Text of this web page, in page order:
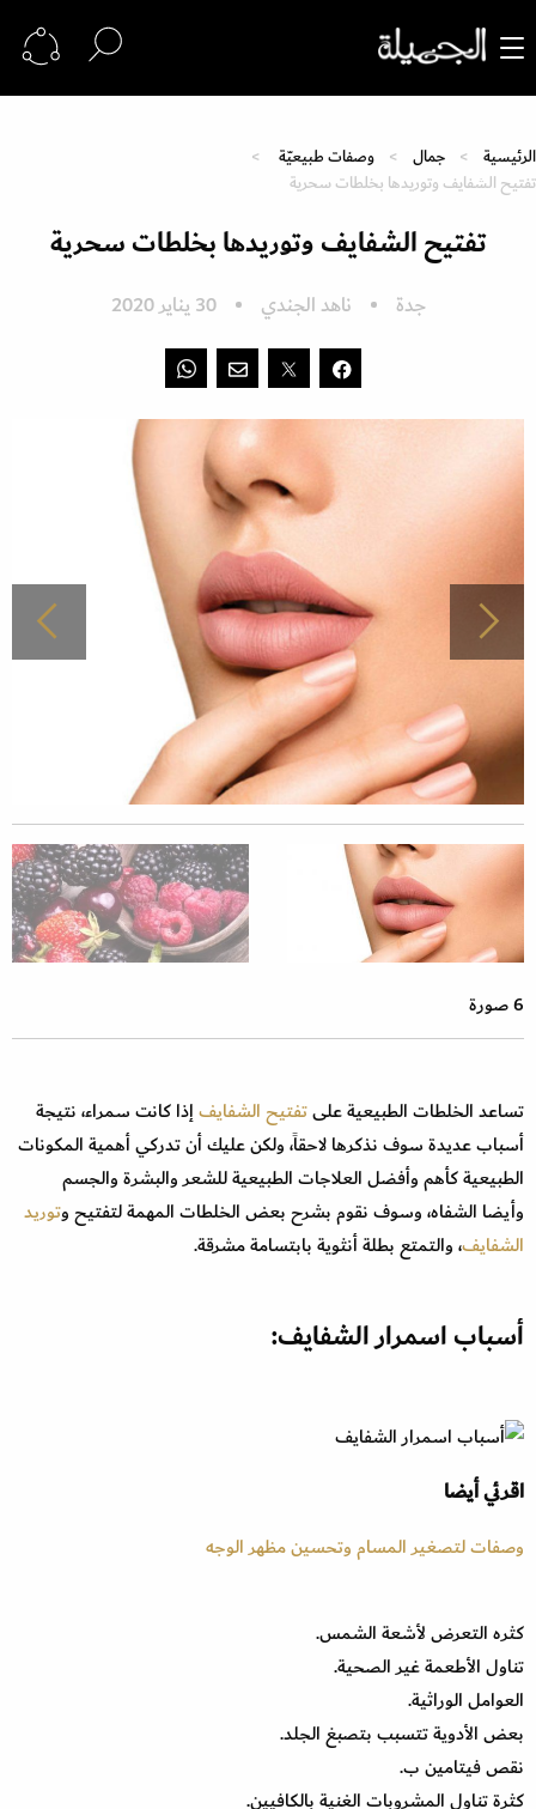
الرئيسية جمال
وصفات طبيعيّة
تفتيح الشفايف وتوريدها بخلطات سحرية
تفتيح الشفايف وتوريدها بخلطات سحرية
جدة ناهد الجندي 30 يناير 2020
6 صورة
تساعد الخلطات الطبيعية علىتفتيح الشفايفإذا كانت سمراء، نتيجة
أسباب عديدة سوف نذكرها لاحقاً، ولكن عليك أن تدركي أهمية المكونات
الطبيعية كأهم وأفضل العلاجات الطبيعية للشعر والبشرة والجسم
وأيضا الشفاه، وسوف نقوم بشرح بعض الخلطات المهمة لتفتيح وتوريد
الشفايف، والتمتع بطلة أنثوية بابتسامة مشرقة.
أسباب اسمرار الشفايف:
اقرئي أيضا ‏
وصفات لتصغير المسام وتحسين مظهر الوجه
كثره التعرض لأشعة الشمس.
تناول الأطعمة غير الصحية.
العوامل الوراثية.
بعض الأدوية تتسبب بتصبغ الجلد.
نقص فيتامين ب.
كثرة تناول المشروبات الغنية بالكافيين.